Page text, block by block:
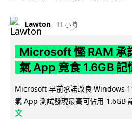
Lawton 11 小時
Microsoft 慳 RAM 承
氣 App 竟食 1.6GB 記
Microsoft 早前承諾改良 Windows
氣 App 測試發現最高可佔用 1.6GB
文